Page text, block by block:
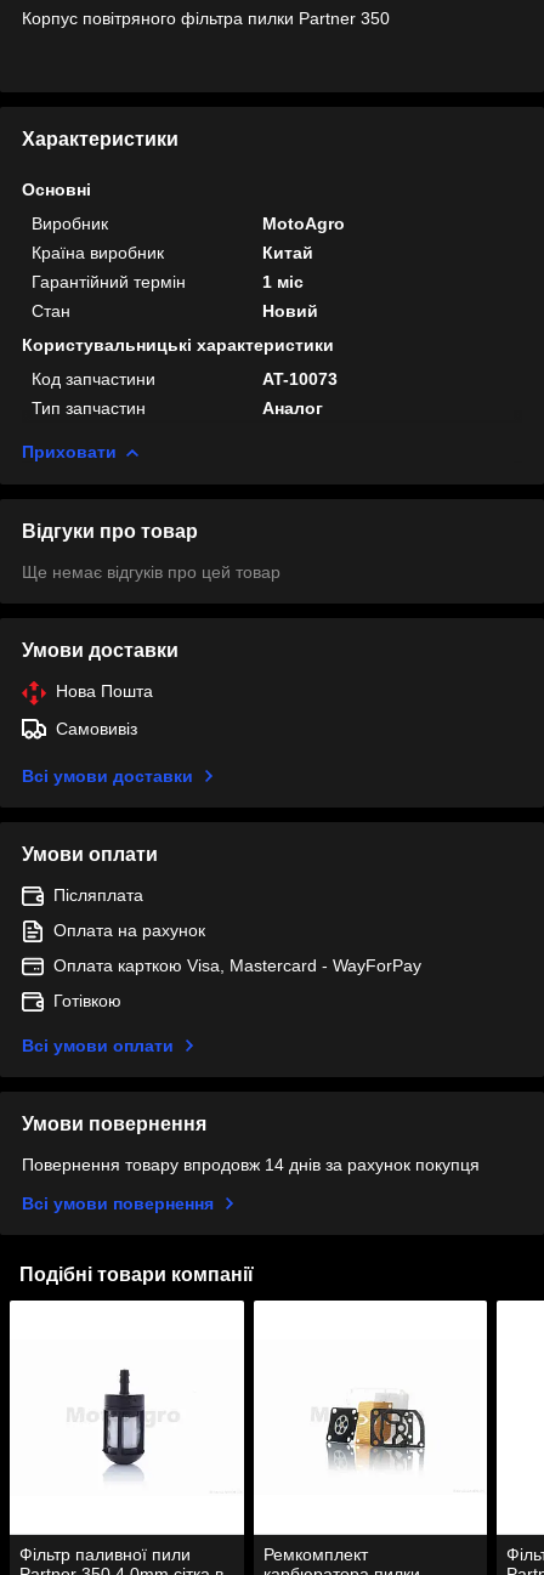
Корпус повітряного фільтра пилки Partner 350
Характеристики
Основні
Виробник
MotoAgro
Країна виробник
Китай
Гарантійний термін
1 міс
Стан
Новий
Користувальницькі характеристики
Код запчастини
AT-10073
Тип запчастин
Аналог
Приховати
Відгуки про товар
Ще немає відгуків про цей товар
Умови доставки
Нова Пошта
Самовивіз
Всі умови доставки
Умови оплати
Післяплата
Оплата на рахунок
Оплата карткою Visa, Mastercard - WayForPay
Готівкою
Всі умови оплати
Умови повернення
Повернення товару впродовж 14 днів за рахунок покупця
Всі умови повернення
Подібні товари компанії
Фільтр паливної пили
Ремкомплект